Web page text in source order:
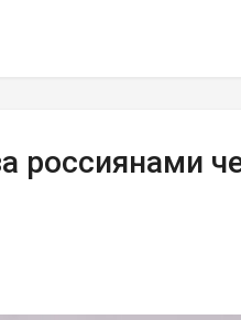
россиянами